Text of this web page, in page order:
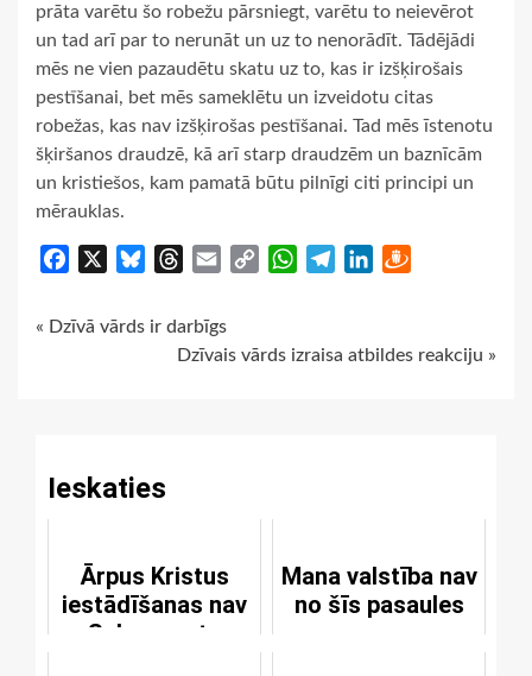
prāta varētu šo robežu pārsniegt, varētu to neievērot
un tad arī par to nerunāt un uz to nenorādīt. Tādējādi
mēs ne vien pazaudētu skatu uz to, kas ir izšķirošais
pestīšanai, bet mēs sameklētu un izveidotu citas
robežas, kas nav izšķirošas pestīšanai. Tad mēs īstenotu
šķiršanos draudzē, kā arī starp draudzēm un baznīcām
un kristiešos, kam pamatā būtu pilnīgi citi principi un
mērauklas.
Facebook BlueskyThreads
Email
Copy
WhatsApp
TelegramLinkedIn
Continue
« Dzīvā vārds ir darbīgs
Dzīvais vārds izraisa atbildes reakciju »
Ieskaties
Ārpus Kristus
iestādīšanas nav
Sakramenta
Mana valstība nav
no šīs pasaules